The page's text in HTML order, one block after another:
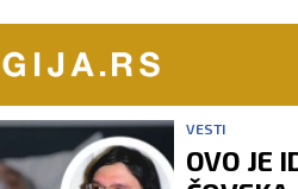
VESTI
OVO JE